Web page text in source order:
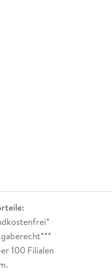
100 Filialen